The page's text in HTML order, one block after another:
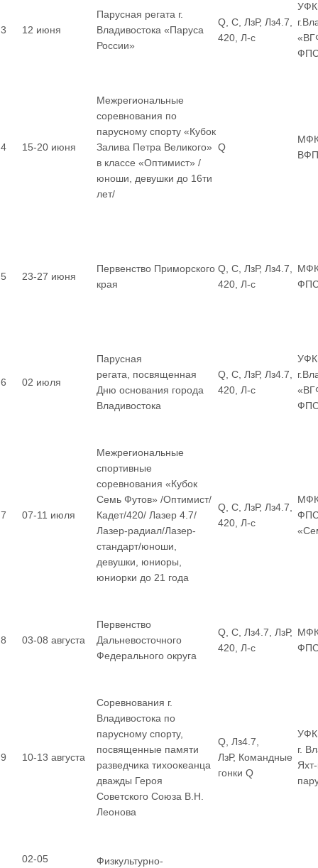
3 12 июня
Парусная регата г.
Владивостока «Паруса
России»
Q, С, ЛзР, Лз4.7,
420, Л-с
4 15-20 июня
Межрегиональные
соревнования по
парусному спорту «Кубок
Залива Петра Великого»
в классе «Оптимист» /
юноши, девушки до 16ти
лет/
Q
5 23-27 июня
Первенство Приморского
края
Q, С, ЛзР, Лз4.7,
420, Л-с
6 02 июля
Парусная
регата, посвященная
Дню основания города
Владивостока
Q, С, ЛзР, Лз4.7,
420, Л-с
7 07-11 июля
Межрегиональные
спортивные
соревнования «Кубок
Семь Футов» /Оптимист/
Кадет/420/ Лазер 4.7/
Лазер-радиал/Лазер-
стандарт/юноши,
девушки, юниоры,
юниорки до 21 года
Q, С, ЛзР, Лз4.7,
420, Л-с
8 03-08 августа
Первенство
Дальневосточного
Федерального округа
Q, С, Лз4.7, ЛзР,
420, Л-с
9 10-13 августа
Соревнования г.
Владивостока по
парусному спорту,
посвященные памяти
разведчика тихоокеанца
дважды Героя
Советского Союза В.Н.
Леонова
Q, Лз4.7,
ЛзР, Командные
гонки Q
г.
02-05
Физкультурно-